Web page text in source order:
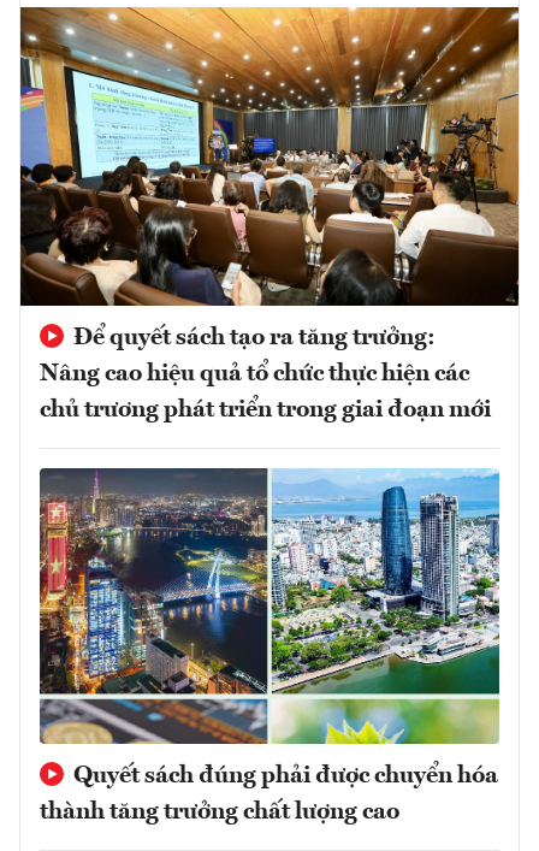
Để quyết sách tạo ra tăng trưởng:
Nâng cao hiệu quả tổ chức thực hiện các
chủ trương phát triển trong giai đoạn mới
Quyết sách đúng phải được chuyển hóa
thành tăng trưởng chất lượng cao